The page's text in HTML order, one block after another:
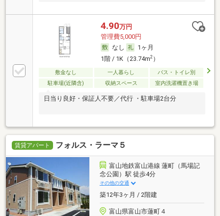
4.90万円
管理費5,000円
なし
1ヶ月
1階 / 1K（23.74m2）
敷金なし 一人暮らし
バス・トイレ別
駐車場(近隣含)
収納スペース 室内洗濯機置き場
日当り良好・保証人不要／代行 ・駐車場2台分
賃貸アパート フォルス・ラーマ５
富山地鉄富山港線 蓮町（馬場記
念公園）駅 徒歩4分
その他の交通
築12年3ヶ月 / 2階建
富山県富山市蓮町４